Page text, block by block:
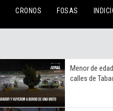
CRONOS FOSAS
Menor de
calles de